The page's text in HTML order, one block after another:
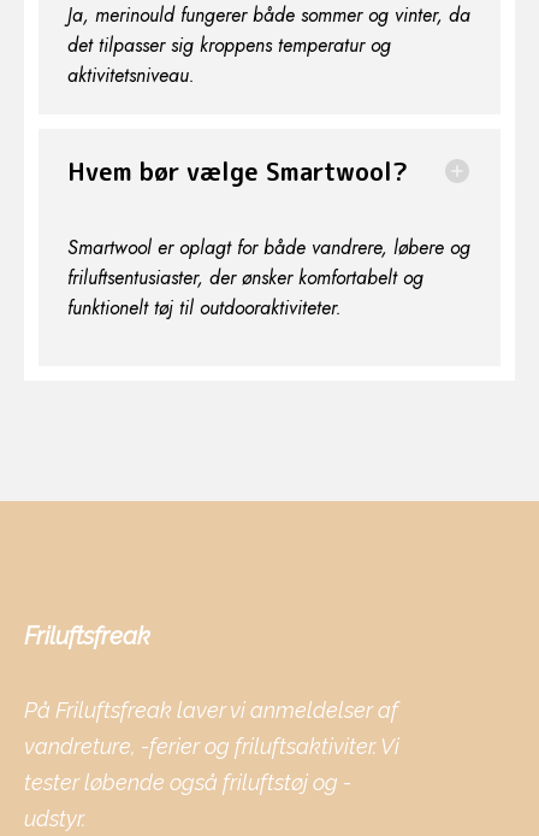
Ja, merinould fungerer både sommer og vinter, da
det tilpasser sig kroppens temperatur og
aktivitetsniveau.
Hvem bør vælge Smartwool?
Smartwool er oplagt for både vandrere, løbere og
friluftsentusiaster, der ønsker komfortabelt og
funktionelt tøj til outdooraktiviteter.
Friluftsfreak
På Friluftsfreak laver vi anmeldelser af
vandreture, -ferier og friluftsaktiviter. Vi
tester løbende også friluftstøj og -
udstyr.